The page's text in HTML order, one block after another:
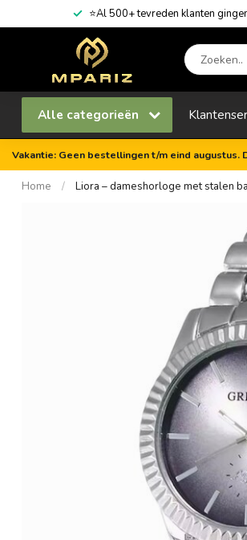
⭐Al 500+ tevreden klanten
Alle categorieën
Vakantie: Geen bestellingen t/m eind augustus.
Home / Liora – dameshorloge met stalen